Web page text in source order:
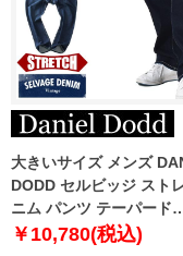
大きいサイズ メンズ
DODD セルビッジ スト
ニム パンツ テーパード
azd239001101t
￥10,780(税込)